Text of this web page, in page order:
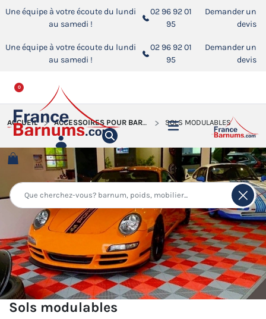
Une équipe à votre écoute du lundi
au samedi !
02 96 92 01
95
Demander un
devis
Une équipe à votre écoute du lundi
au samedi !
02 96 92 01
95
Demander un
devis
0
ACCUEIL ACCESSOIRES POUR BARNUMS PLIANTS SOLS MODULABLES
Sols modulables